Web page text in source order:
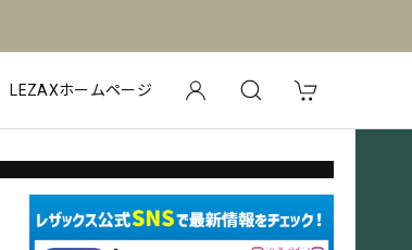
LEZAXホームページ